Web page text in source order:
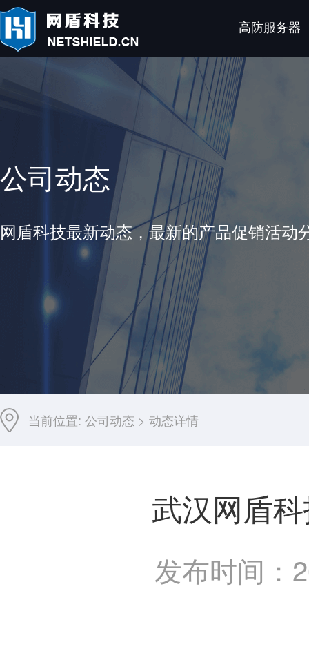
高防服务器
公司动态
网盾科技最新动态，最新的产品促销活
当前位置: 公司动态 > 动态详情
武汉网盾
发布时间：